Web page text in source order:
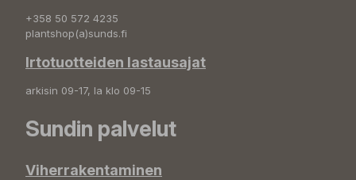
+358 50 572 4235
plantshop(a)sunds.fi
Irtotuotteiden lastausajat
arkisin 09-17, la klo 09-15
Sundin palvelut
Viherrakentaminen